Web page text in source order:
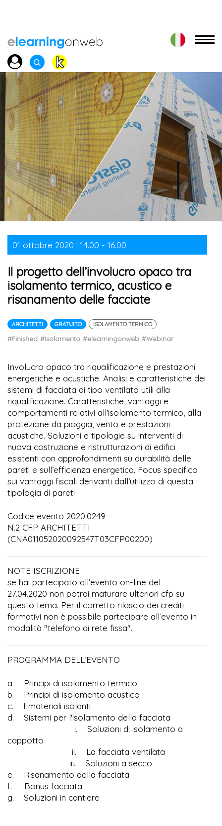
01 ottobre 2020 | 14.00 - 16.00
Il progetto dell’involucro opaco tra
isolamento termico, acustico e
risanamento delle facciate
ARCHITETTI GRATUITO ISOLAMENTO TERMICO
#Finished #Isolamento #elearningonweb #Webinar
Involucro opaco tra riqualificazione e prestazioni
energetiche e acustiche. Analisi e caratteristiche dei
sistemi di facciata di tipo ventilato utili alla
riqualificazione. Caratteristiche, vantaggi e
comportamenti relativi all'isolamento termico, alla
protezione da pioggia, vento e prestazioni
acustiche. Soluzioni e tipologie su interventi di
nuova costruzione e ristrutturazioni di edifici
esistenti con approfondimenti su durabilità delle
pareti e sull’efficienza energetica. Focus specifico
sui vantaggi fiscali derivanti dall’utilizzo di questa
tipologia di pareti
Codice evento 2020.0249
N.2 CFP ARCHITETTI
(CNA011052020092547T03CFP00200)
NOTE ISCRIZIONE
se hai partecipato all’evento on-line del
27.04.2020 non potrai maturare ulteriori cfp su
questo tema. Per il corretto rilascio dei crediti
formativi non è possibile partecipare all’evento in
modalità "telefono di rete fissa".
PROGRAMMA DELL’EVENTO
a. Principi di isolamento termico
b. Principi di isolamento acustico
c. I materiali isolanti
d. Sistemi per l'isolamento della facciata
i. Soluzioni di isolamento a
cappotto
ii. La facciata ventilata
iii. Soluzioni a secco
e. Risanamento della facciata
f. Bonus facciata
g. Soluzioni in cantiere